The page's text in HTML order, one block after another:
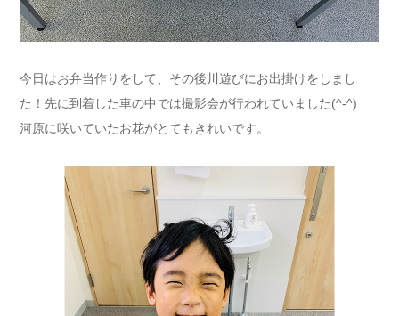
今日はお弁当作りをして、その後川遊びにお出掛けをしまし
た！先に到着した車の中では撮影会が行われていました(^-^)
河原に咲いていたお花がとてもきれいです。